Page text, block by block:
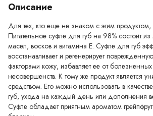
Описание
Для тех, кто еще не знаком с этим продуктом,
Питательное суфле для губ на 98% состоит
масел, восков и витамина Е. Суфле для губ
восстанавливает и регенерирует
факторами кожу, избавляет ее от
несовершенств. К тому же продукт является
средством. Его можно использовать в
губ, ухода на каждый день или дополнения
Суфле обладает приятным ароматом